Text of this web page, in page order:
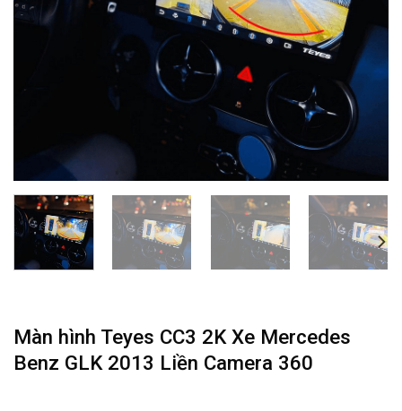
Màn hình Teyes CC3 2K Xe Mercedes
Benz GLK 2013 Liền Camera 360